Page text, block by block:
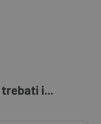
trebati i...